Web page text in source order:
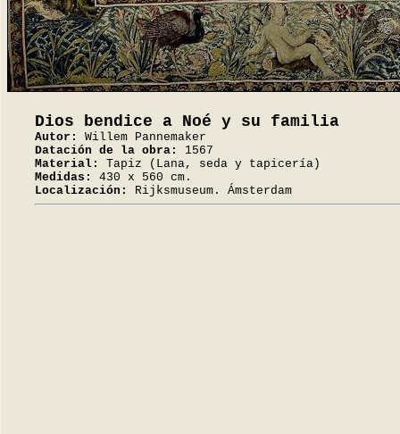
Dios bendice a Noé y su familia
Autor:
Willem Pannemaker
Datación de la obra:
1567
Material:
Tapiz (Lana, seda y tapicería)
Medidas:
430 x 560 cm.
Localización:
Rijksmuseum. Ámsterdam